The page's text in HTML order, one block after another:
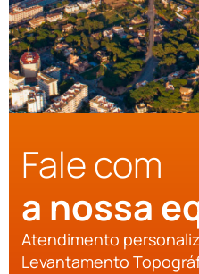
Fale com
a nossa
Atendimento
Levantamento